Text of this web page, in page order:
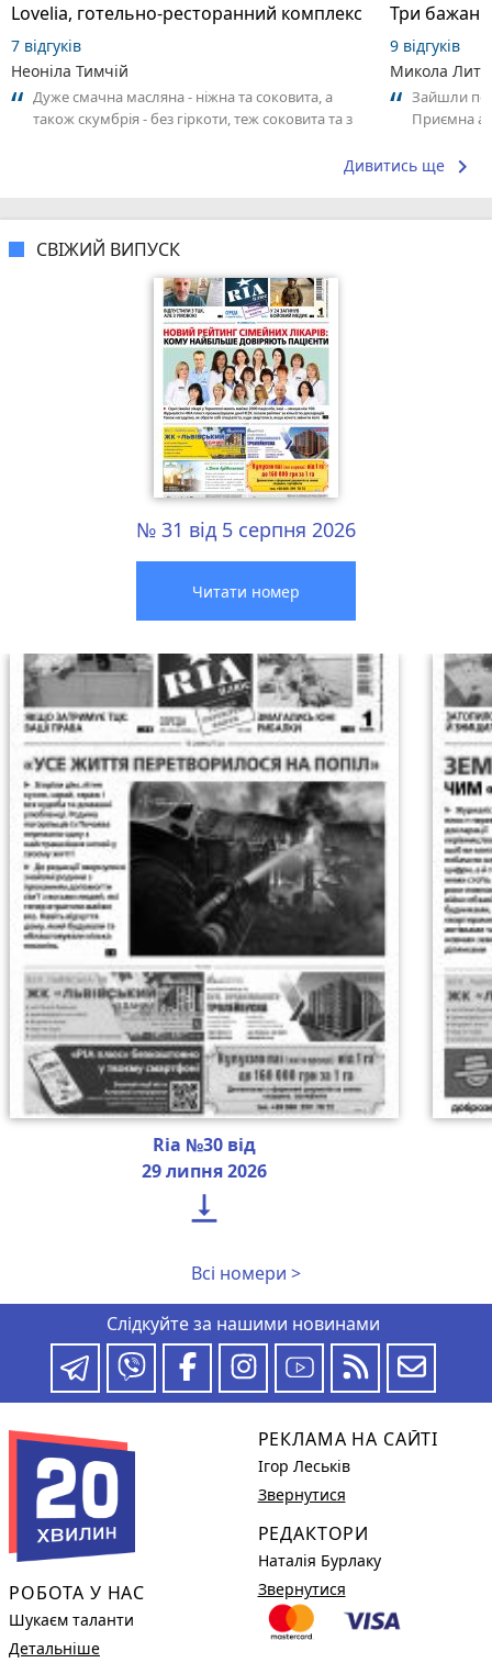
Lovelia, готельно-ресторанний комплекс
7 відгуків
Неоніла Тимчій
Дуже смачна масляна - ніжна та соковита, а
також скумбрія - без гіркоти, теж соковита та з
9 відгуків
Микола
Зайшли
Приємна
Дивитись ще keyboard_arrow_right
СВІЖИЙ ВИПУСК
№ 31 від 5 серпня 2026
Читати номер
Ria №30 від
29 липня 2026

Всі номери >
Слідкуйте за нашими новинами
РОБОТА У НАС
Шукаєм таланти
Детальніше
РЕКЛАМА НА САЙТІ
Ігор Леськів
Звернутися
РЕДАКТОРИ
Наталія Бурлаку
Звернутися